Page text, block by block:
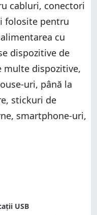
există?
cabluri, conectori
folosite pentru
cu
dispozitive de
multe dispozitive,
uri, până la
stickuri de
smartphone-uri,